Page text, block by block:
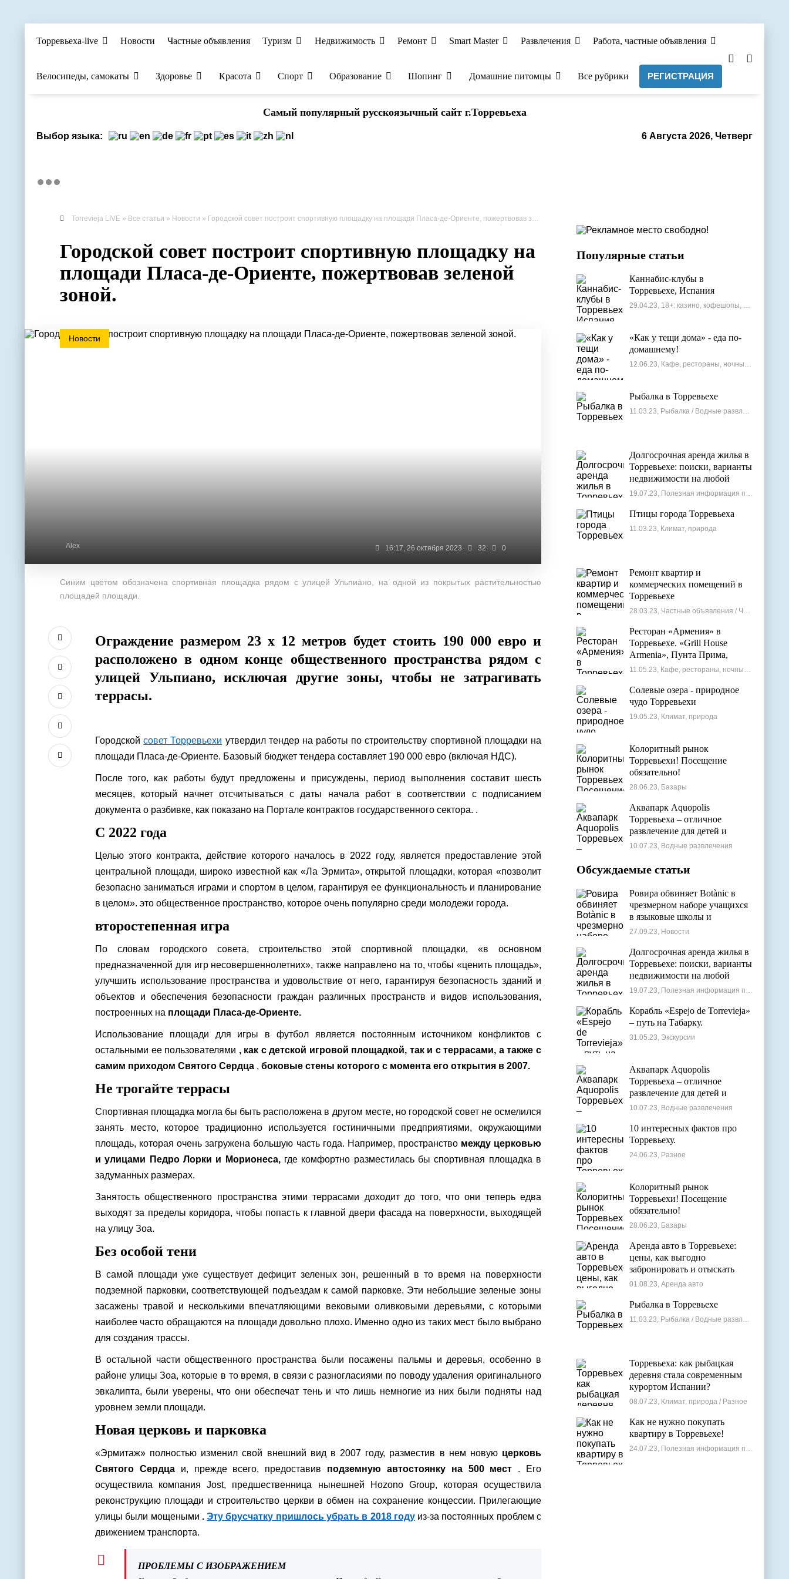
Торревьеха-live Новости Частные объявления Туризм Недвижимость Ремонт Smart Master Развлечения Работа, частные объявления
Велосипеды, самокаты Здоровье Красота Спорт Образование Шопинг Домашние питомцы Все рубрики РЕГИСТРАЦИЯ
Cамый популярный русскоязычный сайт г.Торревьеха
6 Августа 2026, Четверг
Выбор языка:
Torrevieja LIVE » Все статьи » Новости » Городской совет построит спортивную площадку на площади Пласа-де-Ориенте, пожертвовав зеленой зоной.
Городской совет построит спортивную площадку на
площади Пласа-де-Ориенте, пожертвовав зеленой
зоной.
Новости
Alex 16:17, 26 октября 2023 32 0
Синим цветом обозначена спортивная площадка рядом с улицей Ульпиано, на одной из покрытых растительностью
площадей площади.
Ограждение размером 23 х 12 метров будет стоить 190 000 евро и
расположено в одном конце общественного пространства рядом с
улицей Ульпиано, исключая другие зоны, чтобы не затрагивать
террасы.
Городскойсовет Торревьехи утвердил тендер на работы по строительству спортивной площадки на
площади Пласа-де-Ориенте. Базовый бюджет тендера составляет 190 000 евро (включая НДС).
После того, как работы будут предложены и присуждены, период выполнения составит шесть
месяцев, который начнет отсчитываться с даты начала работ в соответствии с подписанием
документа о разбивке, как показано на Портале контрактов государственного сектора. .
С 2022 года
Целью этого контракта, действие которого началось в 2022 году, является предоставление этой
центральной площади, широко известной как «Ла Эрмита», открытой площадки, которая «позволит
безопасно заниматься играми и спортом в целом, гарантируя ее функциональность и планирование
в целом». это общественное пространство, которое очень популярно среди молодежи города.
второстепенная игра
По словам городского совета, строительство этой спортивной площадки, «в основном
предназначенной для игр несовершеннолетних», также направлено на то, чтобы «ценить площадь»,
улучшить использование пространства и удовольствие от него, гарантируя безопасность зданий и
объектов и обеспечения безопасности граждан различных пространств и видов использования,
построенных на площади Пласа-де-Ориенте.
Использование площади для игры в футбол является постоянным источником конфликтов с
остальными ее пользователями , как с детской игровой площадкой, так и с террасами, а также с
самим приходом Святого Сердца , боковые стены которого с момента его открытия в 2007.
Не трогайте террасы
Спортивная площадка могла бы быть расположена в другом месте, но городской совет не осмелился
занять место, которое традиционно используется гостиничными предприятиями, окружающими
площадь, которая очень загружена большую часть года. Например, пространство между церковью
и улицами Педро Лорки и Морионеса,где комфортно разместилась бы спортивная площадка в
задуманных размерах.
Занятость общественного пространства этими террасами доходит до того, что они теперь едва
выходят за пределы коридора, чтобы попасть к главной двери фасада на поверхности, выходящей
на улицу Зоа.
Без особой тени
В самой площади уже существует дефицит зеленых зон, решенный в то время на поверхности
подземной парковки, соответствующей подъездам к самой парковке. Эти небольшие зеленые зоны
засажены травой и несколькими впечатляющими вековыми оливковыми деревьями, с которыми
наиболее часто обращаются на площади довольно плохо. Именно одно из таких мест было выбрано
для создания трассы.
В остальной части общественного пространства были посажены пальмы и деревья, особенно в
районе улицы Зоа, которые в то время, в связи с разногласиями по поводу удаления оригинального
эвкалипта, были уверены, что они обеспечат тень и что лишь немногие из них были подняты над
уровнем земли площади.
Новая церковь и парковка
«Эрмитаж» полностью изменил свой внешний вид в 2007 году, разместив в нем новую церковь
Святого Сердцаи, прежде всего, предоставив подземную автостоянку на 500 мест . Его
осуществила компания Jost, предшественница нынешней Hozono Group, которая осуществила
реконструкцию площади и строительство церкви в обмен на сохранение концессии. Прилегающие
улицы были мощеными .Эту брусчатку пришлось убрать в 2018 году из-за постоянных проблем с
движением транспорта.
ПРОБЛЕМЫ С ИЗОБРАЖЕНИЕМ
Популярные статьи
Каннабис-клубы в
Торревьехе, Испания
29.04.23, 18+: казино, кофешопы, стрип-бары
«Как у тещи дома» - еда по-
домашнему!
12.06.23, Кафе, рестораны, ночные клубы
Рыбалка в Торревьехе
11.03.23, Рыбалка / Водные развлечения
Долгосрочная аренда жилья в
Торревьехе: поиски, варианты
недвижимости на любой
бюджет
19.07.23, Полезная информация по недвижимости
Птицы города Торревьеха
11.03.23, Климат, природа
Ремонт квартир и
коммерческих помещений в
Торревьехе
28.03.23, Частные объявления / Частные мастера
Ресторан «Армения» в
Торревьехе. «Grill House
Armenia», Пунта Прима,
Испания
11.05.23, Кафе, рестораны, ночные клубы
Солевые озера - природное
чудо Торревьехи
19.05.23, Климат, природа
Колоритный рынок
Торревьехи! Посещение
обязательно!
28.06.23, Базары
Аквапарк Aquopolis
Торревьеха – отличное
развлечение для детей и
взрослых
10.07.23, Водные развлечения
Обсуждаемые статьи
Ровира обвиняет Botànic в
чрезмерном наборе учащихся
в языковые школы и
проблемах с ассигнованиями
27.09.23, Новости
Долгосрочная аренда жилья в
Торревьехе: поиски, варианты
недвижимости на любой
бюджет
19.07.23, Полезная информация по недвижимости
Корабль «Espejo de Torrevieja»
– путь на Табарку.
31.05.23, Экскурсии
Аквапарк Aquopolis
Торревьеха – отличное
развлечение для детей и
взрослых
10.07.23, Водные развлечения
10 интересных фактов про
Торревьеху.
24.06.23, Разное
Колоритный рынок
Торревьехи! Посещение
обязательно!
28.06.23, Базары
Аренда авто в Торревьехе:
цены, как выгодно
забронировать и отыскать
лучшие варианты
01.08.23, Аренда авто
Рыбалка в Торревьехе
11.03.23, Рыбалка / Водные развлечения
Торревьеха: как рыбацкая
деревня стала современным
курортом Испании?
08.07.23, Климат, природа / Разное
Как не нужно покупать
квартиру в Торревьехе!
24.07.23, Полезная информация по недвижимости